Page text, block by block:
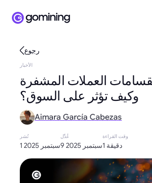
رجوع
الأخبار
العملات المشفرة
وكيف تؤثر على السوق؟
Aimara García Cabezas
نُشر
1 سبتمبر 2025
عُدِّل
9 سبتمبر 2025
وقت القراءة
1 دقيقة